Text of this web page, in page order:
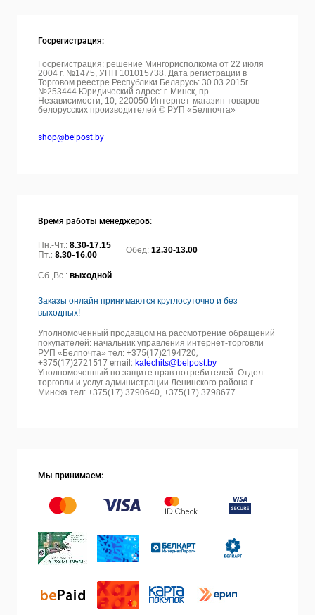
Госрегистрация:
Госрегистрация: решение Мингорисполкома от 22 июля
2004 г. №1475, УНП 101015738. Дата регистрации в
Торговом реестре Республики Беларусь: 30.03.2015г
№253444 Юридический адрес: г. Минск, пр.
Независимости, 10, 220050 Интернет-магазин товаров
белорусских производителей © РУП «Белпочта»
shop@belpost.by
Время работы менеджеров:
Пн.-Чт.: 8.30-17.15
Пт.: 8.30-16.00 Обед: 12.30-13.00
Сб.,Вс.: выходной
Заказы онлайн принимаются круглосуточно и без
выходных!
Уполномоченный продавцом на рассмотрение обращений
покупателей: начальник управления интернет-торговли
РУП «Белпочта» тел: +375(17)2194720,
+375(17)2721517 email: kalechits@belpost.by
Уполномоченный по защите прав потребителей: Отдел
торговли и услуг администрации Ленинского района г.
Минска тел: +375(17) 3790640, +375(17) 3798677
Мы принимаем: